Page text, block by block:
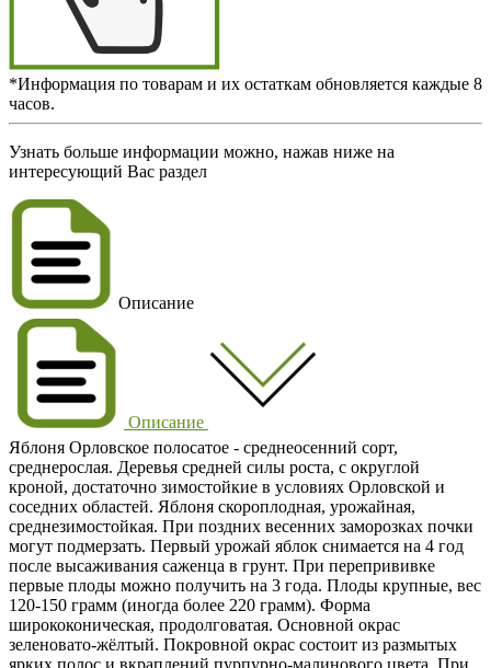
*Информация по товарам и их остаткам обновляется каждые 8
часов.
Узнать больше информации можно, нажав ниже на
интересующий Вас раздел
Описание
Описание
Яблоня Орловское полосатое - среднеосенний сорт,
среднерослая. Деревья средней силы роста, с округлой
кроной, достаточно зимостойкие в условиях Орловской и
соседних областей. Яблоня скороплодная, урожайная,
среднезимостойкая. При поздних весенних заморозках почки
могут подмерзать. Первый урожай яблок снимается на 4 год
после высаживания саженца в грунт. При перепрививке
первые плоды можно получить на 3 года. Плоды крупные, вес
120-150 грамм (иногда более 220 грамм). Форма
ширококоническая, продолговатая. Основной окрас
зеленовато-жёлтый. Покровной окрас состоит из размытых
ярких полос и вкраплений пурпурно-малинового цвета. При